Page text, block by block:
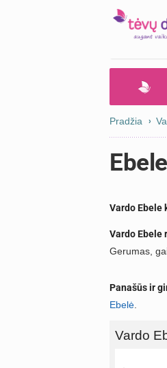
Pradžia
Ebele
Vardo Ebele
Vardo Ebele
Gerumas,
Panašūs ir
Ebelė
Vardo